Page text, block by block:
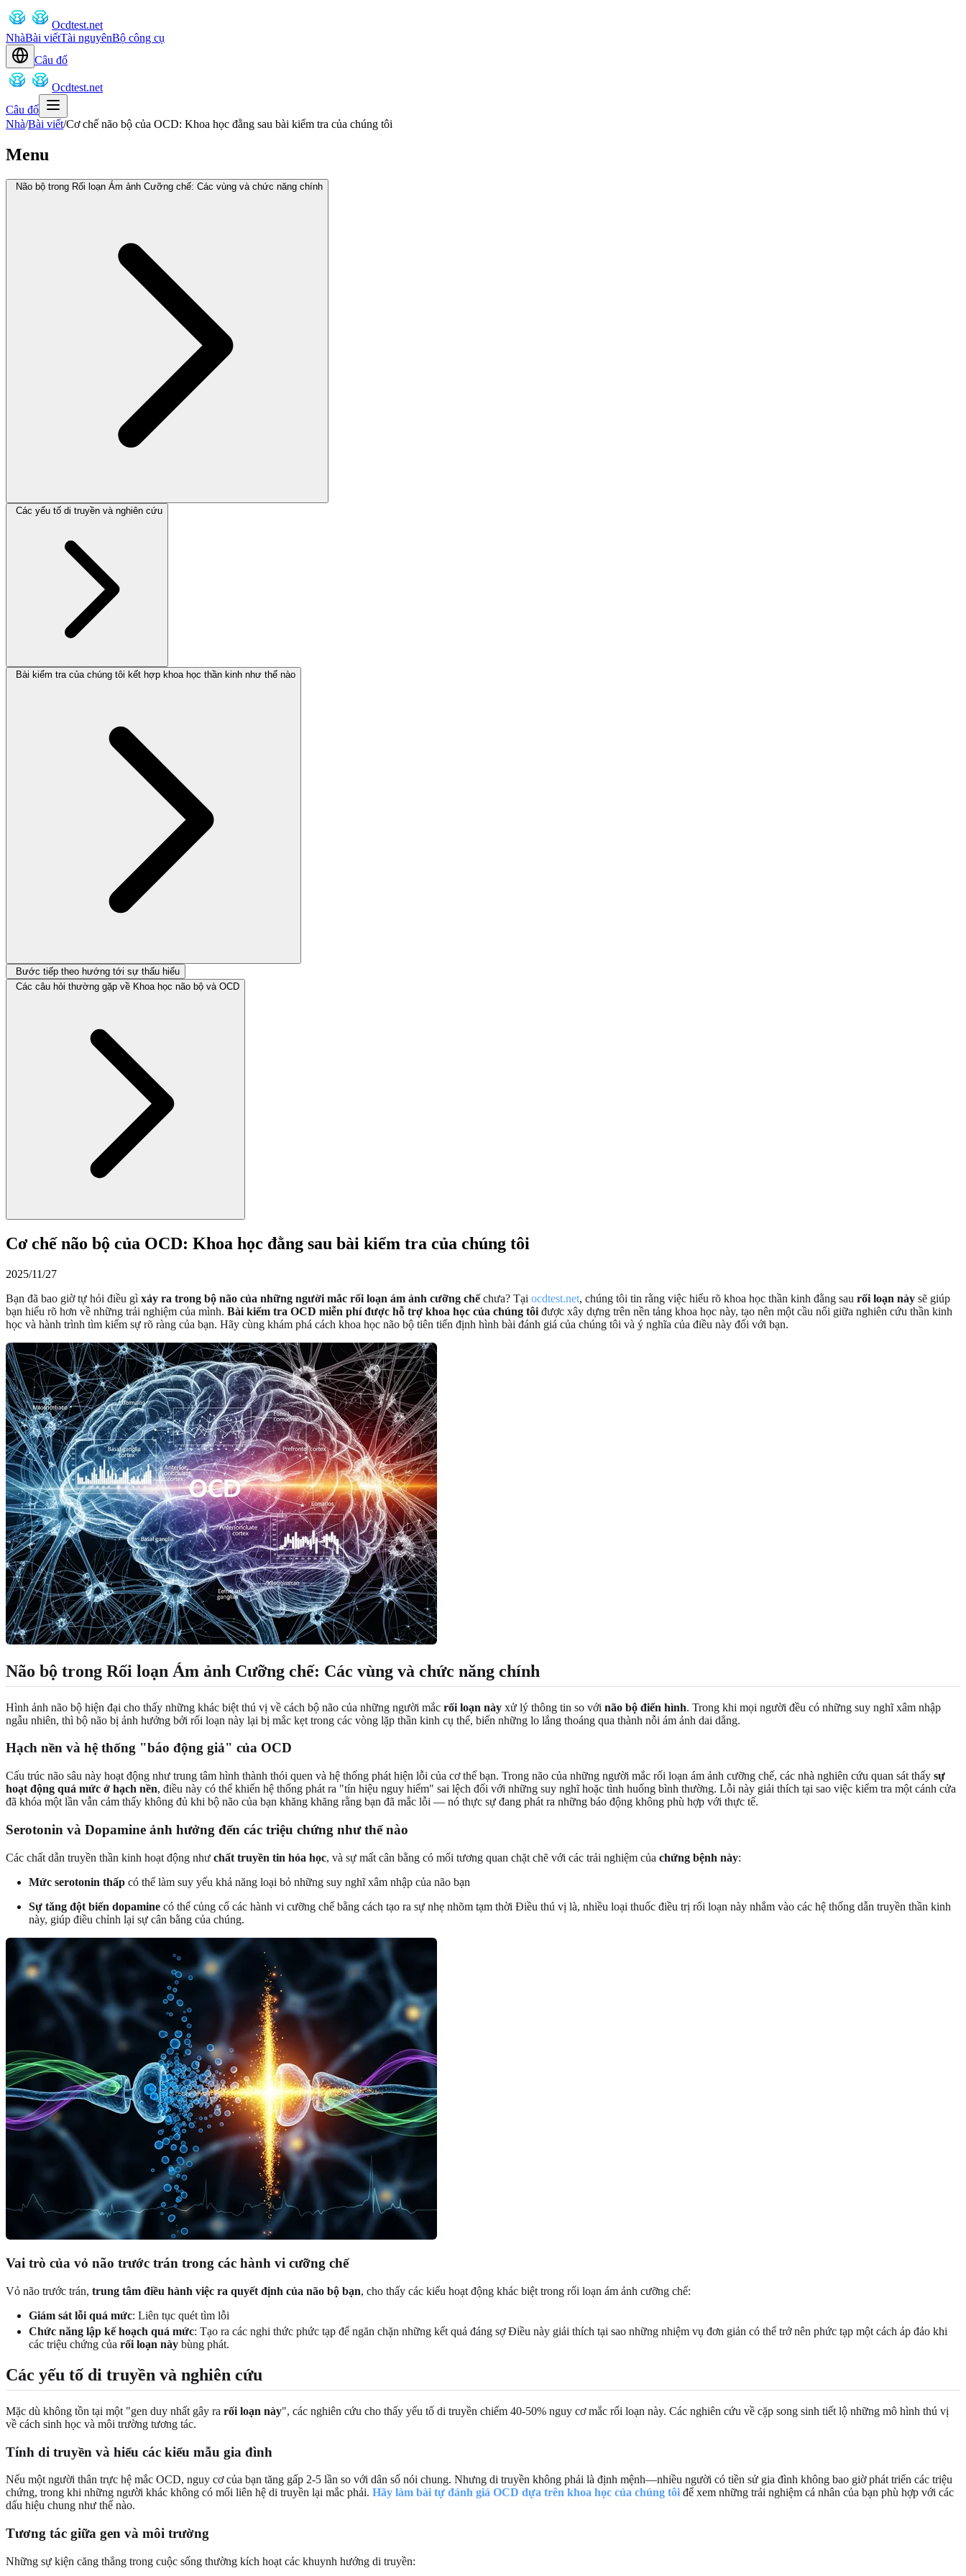
Ocdtest.net
NhàBài viếtTài nguyênBộ công cụ
Câu đố
Ocdtest.net
Câu đố
Nhà/Bài viết/Cơ chế não bộ của OCD: Khoa học đằng sau bài kiểm tra của chúng tôi
Menu
Não bộ trong Rối loạn Ám ảnh Cưỡng chế: Các vùng và chức năng chính
Các yếu tố di truyền và nghiên cứu
Bài kiểm tra của chúng tôi kết hợp khoa học thần kinh như thế nào
Bước tiếp theo hướng tới sự thấu hiểu
Các câu hỏi thường gặp về Khoa học não bộ và OCD
Cơ chế não bộ của OCD: Khoa học đằng sau bài kiểm tra của chúng tôi
2025/11/27
Bạn đã bao giờ tự hỏi điều gì xảy ra trong bộ não của những người mắc rối loạn ám ảnh cưỡng chếchưa? Tại ocdtest.net, chúng tôi tin rằng việc hiểu rõ khoa học thần kinh đằng sau rối loạn này sẽ giúp
bạn hiểu rõ hơn về những trải nghiệm của mình. Bài kiểm tra OCD miễn phí được hỗ trợ khoa học của chúng tôi được xây dựng trên nền tảng khoa học này, tạo nên một cầu nối giữa nghiên cứu thần kinh
học và hành trình tìm kiếm sự rõ ràng của bạn. Hãy cùng khám phá cách khoa học não bộ tiên tiến định hình bài đánh giá của chúng tôi và ý nghĩa của điều này đối với bạn.
Não bộ trong Rối loạn Ám ảnh Cưỡng chế: Các vùng và chức năng chính
Hình ảnh não bộ hiện đại cho thấy những khác biệt thú vị về cách bộ não của những người mắc rối loạn này xử lý thông tin so với não bộ điển hình. Trong khi mọi người đều có những suy nghĩ xâm nhập
ngẫu nhiên, thì bộ não bị ảnh hưởng bởi rối loạn này lại bị mắc kẹt trong các vòng lặp thần kinh cụ thể, biến những lo lắng thoáng qua thành nỗi ám ảnh dai dẳng.
Hạch nền và hệ thống "báo động giả" của OCD
Cấu trúc não sâu này hoạt động như trung tâm hình thành thói quen và hệ thống phát hiện lỗi của cơ thể bạn. Trong não của những người mắc rối loạn ám ảnh cưỡng chế, các nhà nghiên cứu quan sát thấy sự
hoạt động quá mức ở hạch nền, điều này có thể khiến hệ thống phát ra "tín hiệu nguy hiểm" sai lệch đối với những suy nghĩ hoặc tình huống bình thường. Lỗi này giải thích tại sao việc kiểm tra một cánh cửa
đã khóa một lần vẫn cảm thấy không đủ khi bộ não của bạn khăng khăng rằng bạn đã mắc lỗi — nó thực sự đang phát ra những báo động không phù hợp với thực tế.
Serotonin và Dopamine ảnh hưởng đến các triệu chứng như thế nào
Các chất dẫn truyền thần kinh hoạt động như chất truyền tin hóa học, và sự mất cân bằng có mối tương quan chặt chẽ với các trải nghiệm của chứng bệnh này:
Mức serotonin thấp có thể làm suy yếu khả năng loại bỏ những suy nghĩ xâm nhập của não bạn
Sự tăng đột biến dopamine có thể củng cố các hành vi cưỡng chế bằng cách tạo ra sự nhẹ nhõm tạm thời Điều thú vị là, nhiều loại thuốc điều trị rối loạn này nhắm vào các hệ thống dẫn truyền thần kinh
này, giúp điều chỉnh lại sự cân bằng của chúng.
Vai trò của vỏ não trước trán trong các hành vi cưỡng chế
Vỏ não trước trán, trung tâm điều hành việc ra quyết định của não bộ bạn, cho thấy các kiểu hoạt động khác biệt trong rối loạn ám ảnh cưỡng chế:
Giám sát lỗi quá mức: Liên tục quét tìm lỗi
Chức năng lập kế hoạch quá mức: Tạo ra các nghi thức phức tạp để ngăn chặn những kết quả đáng sợ Điều này giải thích tại sao những nhiệm vụ đơn giản có thể trở nên phức tạp một cách áp đảo khi
các triệu chứng của rối loạn này bùng phát.
Các yếu tố di truyền và nghiên cứu
Mặc dù không tồn tại một "gen duy nhất gây ra rối loạn này", các nghiên cứu cho thấy yếu tố di truyền chiếm 40-50% nguy cơ mắc rối loạn này. Các nghiên cứu về cặp song sinh tiết lộ những mô hình thú vị
về cách sinh học và môi trường tương tác.
Tính di truyền và hiểu các kiểu mẫu gia đình
Nếu một người thân trực hệ mắc OCD, nguy cơ của bạn tăng gấp 2-5 lần so với dân số nói chung. Nhưng di truyền không phải là định mệnh—nhiều người có tiền sử gia đình không bao giờ phát triển các triệu
chứng, trong khi những người khác không có mối liên hệ di truyền lại mắc phải. Hãy làm bài tự đánh giá OCD dựa trên khoa học của chúng tôi để xem những trải nghiệm cá nhân của bạn phù hợp với các
dấu hiệu chung như thế nào.
Tương tác giữa gen và môi trường
Những sự kiện căng thẳng trong cuộc sống thường kích hoạt các khuynh hướng di truyền: